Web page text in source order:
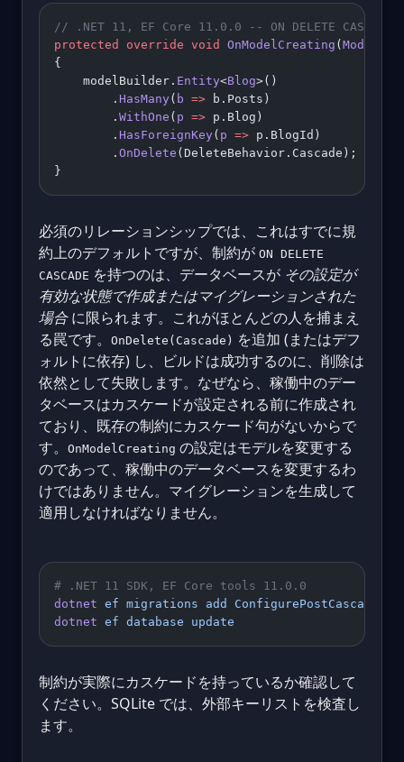
// .NET 11, EF Core 11.0.0 -- ON DELETE
protected
override void OnModelCreating (
{
    modelBuilder.
Entity<Blog>()
        .
HasMany( b => b.Posts)
        .
WithOne ( p => p.Blog)
        .
HasForeignKey( p => p.BlogId)
        .
OnDelete (DeleteBehavior.Cascade);
}
必須のリレーションシップでは、これはすでに規
約上のデフォルトですが、制約が ON DELETE
CASCADE を持つのは、データベースが その設定が
有効な状態で作成またはマイグレーションされた
場合に限られます。これがほとんどの人を捕まえ
る罠です。
OnDelete(Cascade) を追加 (またはデフ
ォルトに依存) し、ビルドは成功するのに、削除は
依然として失敗します。なぜなら、稼働中のデー
タベースはカスケードが設定される前に作成され
ており、既存の制約にカスケード句がないからで
す。
OnModelCreating の設定はモデルを変更する
のであって、稼働中のデータベースを変更するわ
けではありません。マイグレーションを生成して
適用しなければなりません。
# .NET 11 SDK, EF Core tools 11.0.0
dotnet ef migrations add
ConfigurePostCascade
dotnet ef database update
制約が実際にカスケードを持っているか確認して
ください。SQLite では、外部キーリストを検査し
ます。